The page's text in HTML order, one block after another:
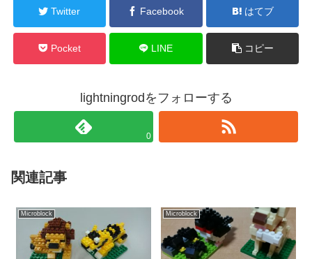
Twitter Facebook はてブ
Pocket LINE コピー
lightningrodをフォローする
0
関連記事
Microblock Microblock